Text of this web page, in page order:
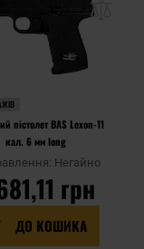
пістолет BAS Lexon-11
кал. 6 мм long
Негайно
грн
ДО КОШИКА